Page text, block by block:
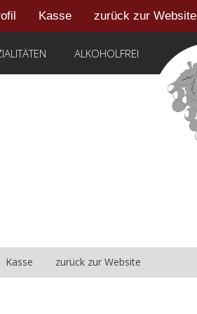
Kasse zurück zur Website
ALKOHOLFREI
Kasse zurück zur Website